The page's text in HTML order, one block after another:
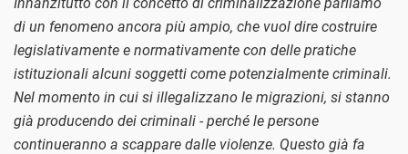
di un fenomeno ancora più ampio, che vuol dire costruire
legislativamente e normativamente con delle pratiche
istituzionali alcuni soggetti come potenzialmente criminali.
Nel momento in cui si illegalizzano le migrazioni, si stanno
già producendo dei criminali - perché le persone
continueranno a scappare dalle violenze. Questo già fa